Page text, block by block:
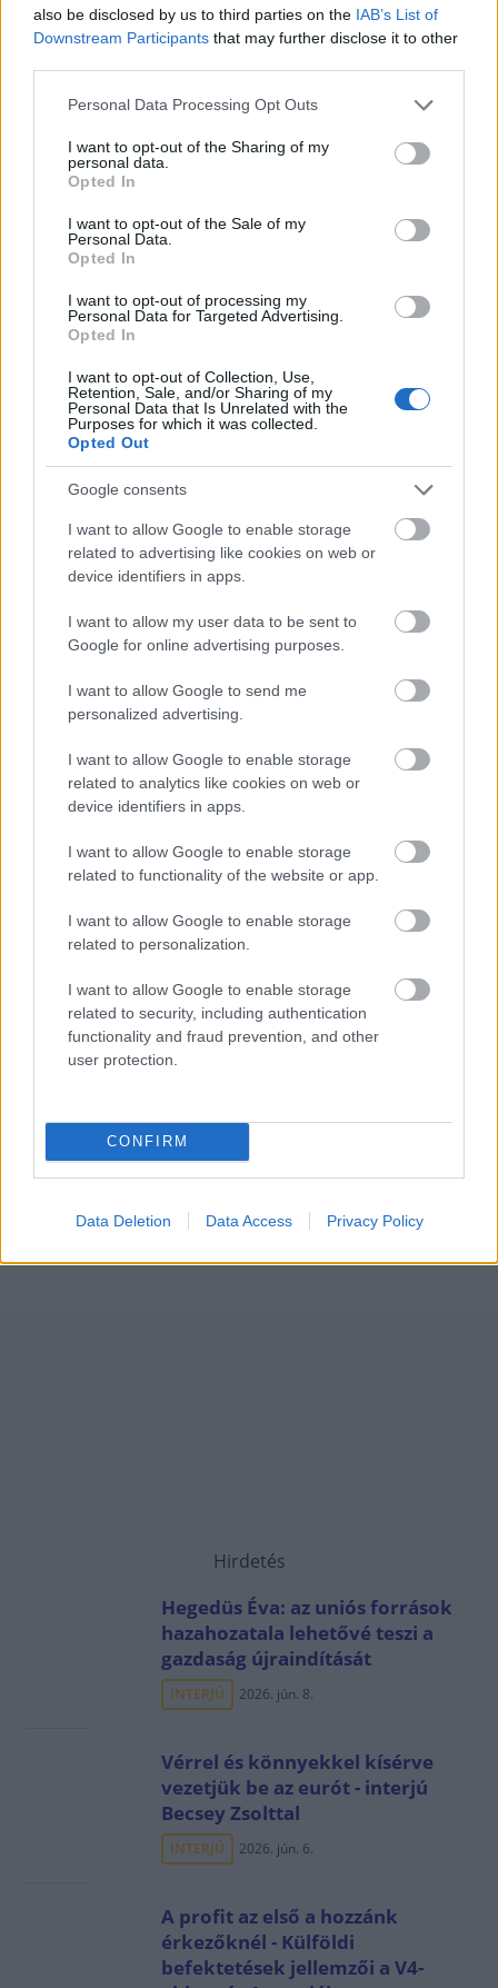
also be disclosed by us to third parties on the IAB’s List of
Downstream Participants that may further disclose it to other
Please note that this website/app uses one or more Google
not limited to your visit or usage behaviour. You may click to
grant or deny consent to Google and its third-party tags to
use your data for below specified purposes in below Google
consent section.
Personal Data Processing Opt Outs
I want to opt-out of the Sharing of my
personal data.
Opted In
I want to opt-out of the Sale of my
Personal Data.
Opted In
I want to opt-out of processing my
Personal Data for Targeted Advertising.
Opted In
I want to opt-out of Collection, Use,
Retention, Sale, and/or Sharing of my
Personal Data that Is Unrelated with the
Purposes for which it was collected.
Opted Out
Google consents
I want to allow Google to enable storage
related to advertising like cookies on web or
device identifiers in apps.
I want to allow my user data to be sent to
Google for online advertising purposes.
I want to allow Google to send me
personalized advertising.
I want to allow Google to enable storage
related to analytics like cookies on web or
device identifiers in apps.
I want to allow Google to enable storage
related to functionality of the website or app.
I want to allow Google to enable storage
related to personalization.
I want to allow Google to enable storage
related to security, including authentication
functionality and fraud prevention, and other
user protection.
CONFIRM
Data Deletion Data Access Privacy Policy
Jövő héten módosítják a költségvetést,
szavaznak az Agrárkamaráról
HÍREK egy órája
Köztársasági elnökjelölés: szombaton
szavaz a Tisza, a Fidesz bojkottál
HÍREK 2 órája
A Duna vízszintje 20 centimétert is
emelkedhet a következő napokban
a magyarok
NÉPSZERŰ
Hirdetés
Hegedüs Éva: az uniós források
hazahozatala lehetővé teszi a
gazdaság újraindítását
INTERJÚ 2026. jún. 8.
Vérrel és könnyekkel kísérve
vezetjük be az eurót - interjú
Becsey Zsolttal
INTERJÚ 2026. jún. 6.
A profit az első a hozzánk
érkezőknél - Külföldi
befektetések jellemzői a V4-